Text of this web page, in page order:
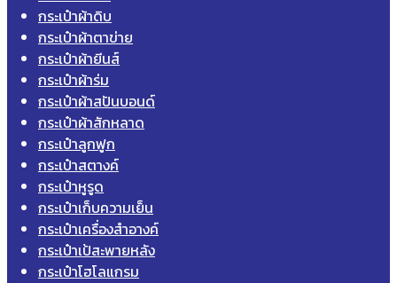
กระเป๋าผ้าดิบ
กระเป๋าผ้าตาข่าย
กระเป๋าผ้ายีนส์
กระเป๋าผ้าร่ม
กระเป๋าผ้าสปันบอนด์
กระเป๋าผ้าสักหลาด
กระเป๋าลูกฟูก
กระเป๋าสตางค์
กระเป๋าหูรูด
กระเป๋าเก็บความเย็น
กระเป๋าเครื่องสำอางค์
กระเป๋าเป้สะพายหลัง
กระเป๋าโฮโลแกรม